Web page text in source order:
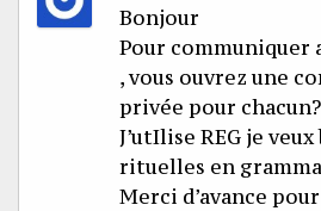
Bonjour
Pour communiquer
, vous ouvrez une
privée pour chacun?
J’utIlise REG je
rituelles en
Merci d’avance